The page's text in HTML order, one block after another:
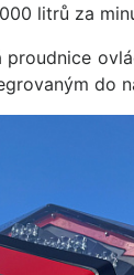
litrů za
do